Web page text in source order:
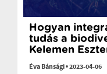
Hogyan
tudás a
Kelemen
Éva Bánsági•2023-04-06